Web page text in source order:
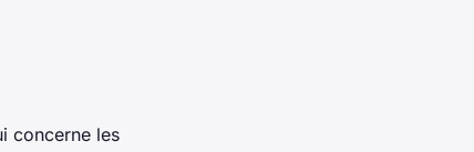
concerne les